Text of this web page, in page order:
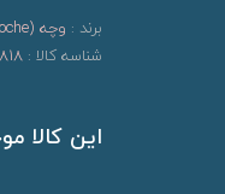
برند : وچه (Voche)
شناسه کالا :
این کالا